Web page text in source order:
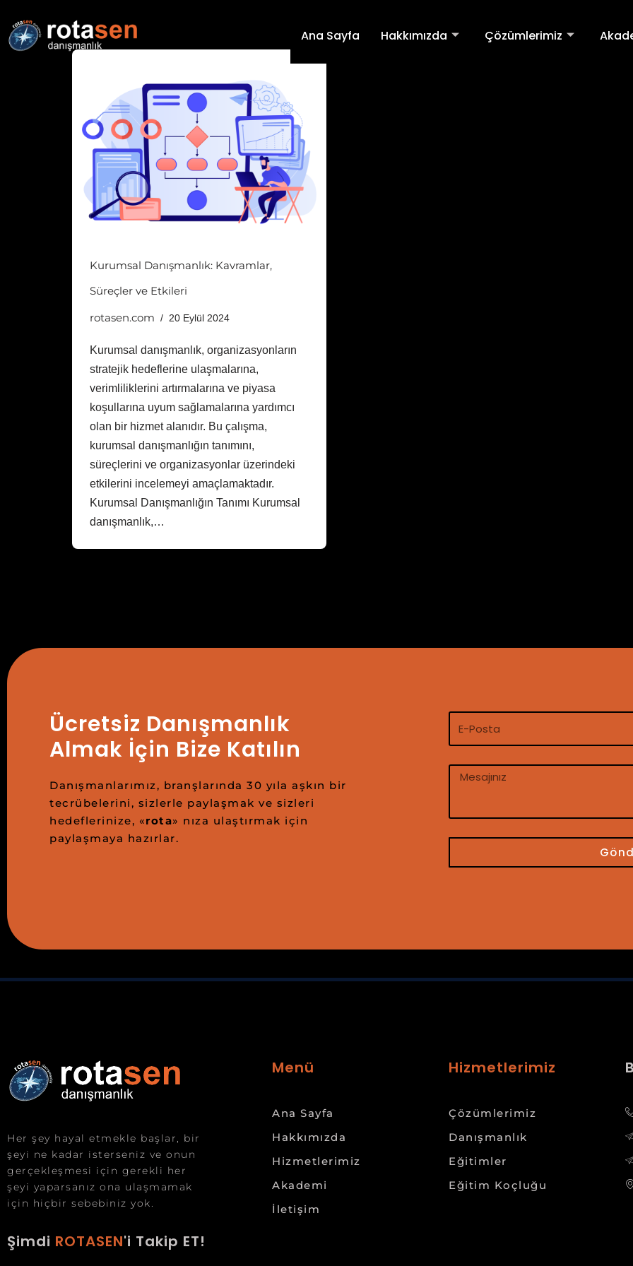
İçeriğe
Ana Sayfa Hakkımızda Çözümlerimiz
Kurumsal Danışmanlık: Kavramlar,
Süreçler ve Etkileri
rotasen.com
20 Eylül 2024
Kurumsal danışmanlık, organizasyonların
stratejik hedeflerine ulaşmalarına,
verimliliklerini artırmalarına ve piyasa
koşullarına uyum sağlamalarına yardımcı
olan bir hizmet alanıdır. Bu çalışma,
kurumsal danışmanlığın tanımını,
süreçlerini ve organizasyonlar üzerindeki
etkilerini incelemeyi amaçlamaktadır.
Kurumsal Danışmanlığın Tanımı Kurumsal
danışmanlık,…
Ücretsiz Danışmanlık
Almak İçin Bize Katılın
Danışmanlarımız, branşlarında 30 yıla aşkın bir
tecrübelerini, sizlerle paylaşmak ve sizleri
hedeflerinize, «rota» nıza ulaştırmak için
paylaşmaya hazırlar.
Her şey hayal etmekle başlar, bir
şeyi ne kadar isterseniz ve onun
gerçekleşmesi için gerekli her
şeyi yaparsanız ona ulaşmamak
için hiçbir sebebiniz yok.
Şimdi ROTASEN'i Takip ET!
Menü
Ana Sayfa
Hakkımızda
Hizmetlerimiz
Akademi
İletişim
Hizmetlerimiz
Çözümlerimiz
Danışmanlık
Eğitimler
Eğitim Koçluğu